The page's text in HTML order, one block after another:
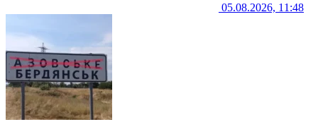
05.08.2026, 11:48